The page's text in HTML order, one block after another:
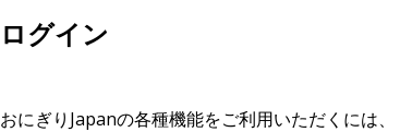
ログイン
おにぎりJapanの各種機能をご利用いただくには、